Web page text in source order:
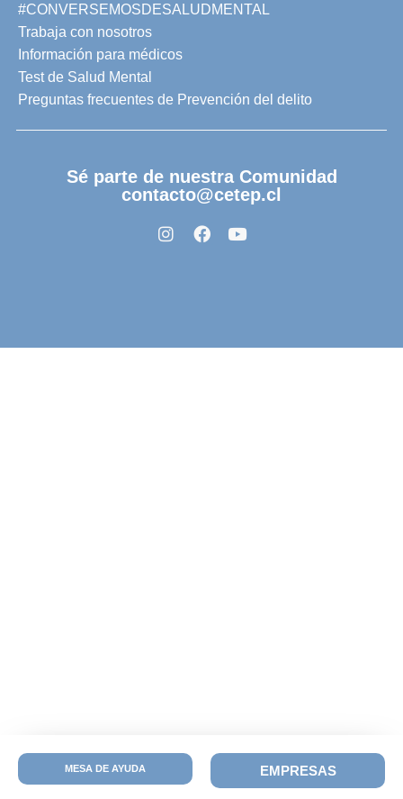
MESA DE AYUDA EMPRESAS
#CONVERSEMOSDESALUDMENTAL
Trabaja con nosotros
Información para médicos
Test de Salud Mental
Preguntas frecuentes de Prevención del delito
Sé parte de nuestra Comunidad
contacto@cetep.cl